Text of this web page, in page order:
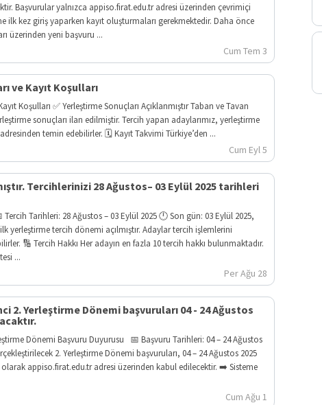
Başvurular yalnızca appiso.firat.edu.tr adresi üzerinden çevrimiçi
ilk kez giriş yaparken kayıt oluşturmaları gerekmektedir. Daha önce
üzerinden yeni başvuru ...
Cum Tem 3
ve Kayıt Koşulları
Koşulları ✅ Yerleştirme Sonuçları Açıklanmıştır Taban ve Tavan
sonuçları ilan edilmiştir. Tercih yapan adaylarımız, yerleştirme
temin edebilirler. 🗓️ Kayıt Takvimi Türkiye’den ...
Cum Eyl 5
Tercihlerinizi 28 Ağustos– 03 Eylül 2025 tarihleri
Tercih Tarihleri: 28 Ağustos – 03 Eylül 2025 🕛 Son gün: 03 Eylül 2025,
ilk yerleştirme tercih dönemi açılmıştır. Adaylar tercih işlemlerini
🔢 Tercih Hakkı Her adayın en fazla 10 tercih hakkı bulunmaktadır.
...
Per Ağu 28
2. Yerleştirme Dönemi başvuruları 04 - 24 Ağustos
Dönemi Başvuru Duyurusu 📅 Başvuru Tarihleri: 04 – 24 Ağustos
2. Yerleştirme Dönemi başvuruları, 04 – 24 Ağustos 2025
appiso.firat.edu.tr adresi üzerinden kabul edilecektir. ➡️ Sisteme
Cum Ağu 1